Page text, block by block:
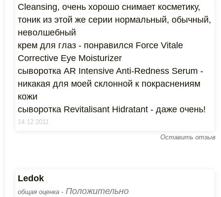
Cleansing, очень хорошо снимает косметику,
тоник из этой же серии нормальный, обычный,
неволшебный
крем для глаз - понравился Force Vitale
Corrective Eye Moisturizer
сыворотка AR Intensive Anti-Redness Serum -
никакая для моей склонной к покраснениям
кожи
сыворотка Revitalisant Hidratant - даже очень!
14.12.2011
Оставить отзыв
Ledok
общая оценка - Положительно